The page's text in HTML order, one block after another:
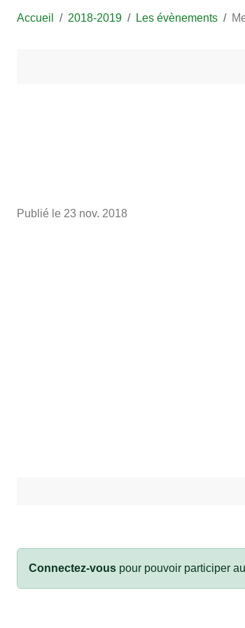
Accueil 2018-2019 Les évènements
Publié le 23 nov. 2018
Connectez-vous pour pouvoir participer